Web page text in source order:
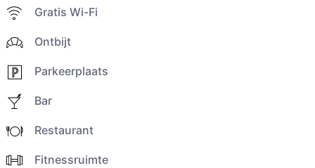
Gratis Wi-Fi
Ontbijt
Parkeerplaats
Bar
Restaurant
Fitnessruimte